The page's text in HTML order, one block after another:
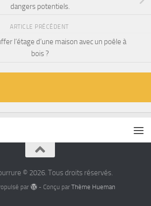
dangers potentiels.
ARTICLE PRÉCÉDENT
l’étage d’une maison avec un poêle à
bois ?
© 2026. Tous droits réservés.
par - Conçu par Thème Hueman